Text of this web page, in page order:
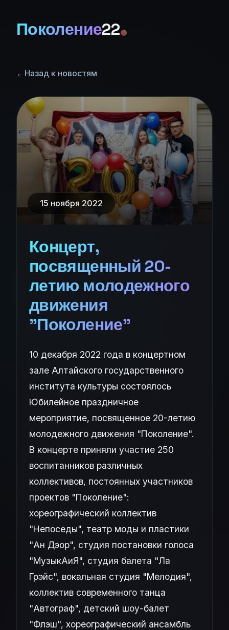
Поколение22
← Назад к новостям
15 ноября 2022
Концерт,
посвященный 20-
летию молодежного
движения
"Поколение"
10 декабря 2022 года в концертном
зале Алтайского государственного
института культуры состоялось
Юбилейное праздничное
мероприятие, посвященное 20-летию
молодежного движения "Поколение".
В концерте приняли участие 250
воспитанников различных
коллективов, постоянных участников
проектов "Поколение":
хореографический коллектив
"Непоседы", театр моды и пластики
"Ан Дэор", студия постановки голоса
"МузыкАиЯ", студия балета "Ла
Грэйс", вокальная студия "Мелодия",
коллектив современного танца
"Автограф", детский шоу-балет
"Флэш", хореографический ансамбль